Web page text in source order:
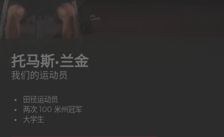
托马斯·兰金
我们的运动员
田径运动员
两次 100 米州冠军
大学生